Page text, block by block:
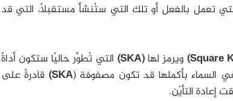
تعمل بالفعل أو تلك التي ستُنشأ مستقبلًا، التي قد
ويرمز لها(SKA)
التي تُطوَّر حاليًا ستكون أداةً
السماء بأكملها قد تكون مصفوفة (SKA) قادرةً على
التأيّن.